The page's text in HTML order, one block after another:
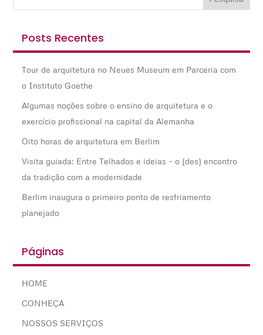
Posts Recentes
Tour de arquitetura no Neues Museum em Parceria com
o Instituto Goethe
Algumas noções sobre o ensino de arquitetura e o
exercício profissional na capital da Alemanha
Oito horas de arquitetura em Berlim
Visita guiada: Entre Telhados e ideias – o (des) encontro
da tradição com a modernidade
Berlim inaugura o primeiro ponto de resfriamento
planejado
Páginas
HOME
CONHEÇA
NOSSOS SERVIÇOS